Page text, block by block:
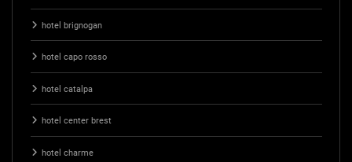
hotel brignogan
hotel capo rosso
hotel catalpa
hotel center brest
hotel charme